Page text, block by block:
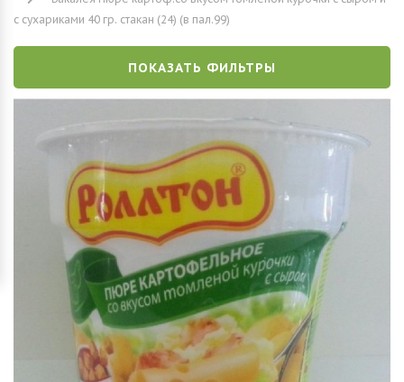
с сухариками 40 гр. стакан (24) (в пал.99)
ПОКАЗАТЬ ФИЛЬТРЫ